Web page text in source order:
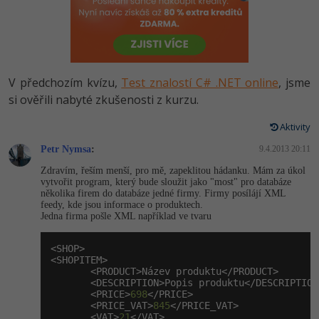
HTML5, CSS3, Bootstrap, SEO
SQL a databáze
Testování a verzování
Spring
Django
Best practices
JavaScript
Python
MySQL/MariaDB
MS-SQL
SQLite
Vývojář mobilních aplikací
Specialista na AI a bigdata
C# Game developer
Webdesigner
Systémový administrátor
Grafik / UX/UI návrhář
3D grafik
Projektový manažer
Databázový analytik
Python -80%
JavaScript -80%
PHP
-80%
Swift
Kotlin -80%
C -80%
VB.NET
Návrh SW -80%
V předchozím kvízu, Test znalostí C# .NET online, jsme
si ověřili nabyté zkušenosti z kurzu.
Aktivity
Petr Nymsa: 9.4.2013 20:11
Zdravím, řeším menší, pro mě, zapeklitou hádanku. Mám za úkol
vytvořit program, který bude sloužit jako "most" pro databáze
několika firem do databáze jedné firmy. Firmy posílájí XML
feedy, kde jsou informace o produktech.
Jedna firma pošle XML například ve tvaru
<SHOP>
<SHOPITEM>
       <PRODUCT>Název produktu</PRODUCT>
<DESCRIPTION>Popis produktu</
       <PRICE>
698</PRICE>
       <PRICE_VAT>
845</PRICE_VAT>